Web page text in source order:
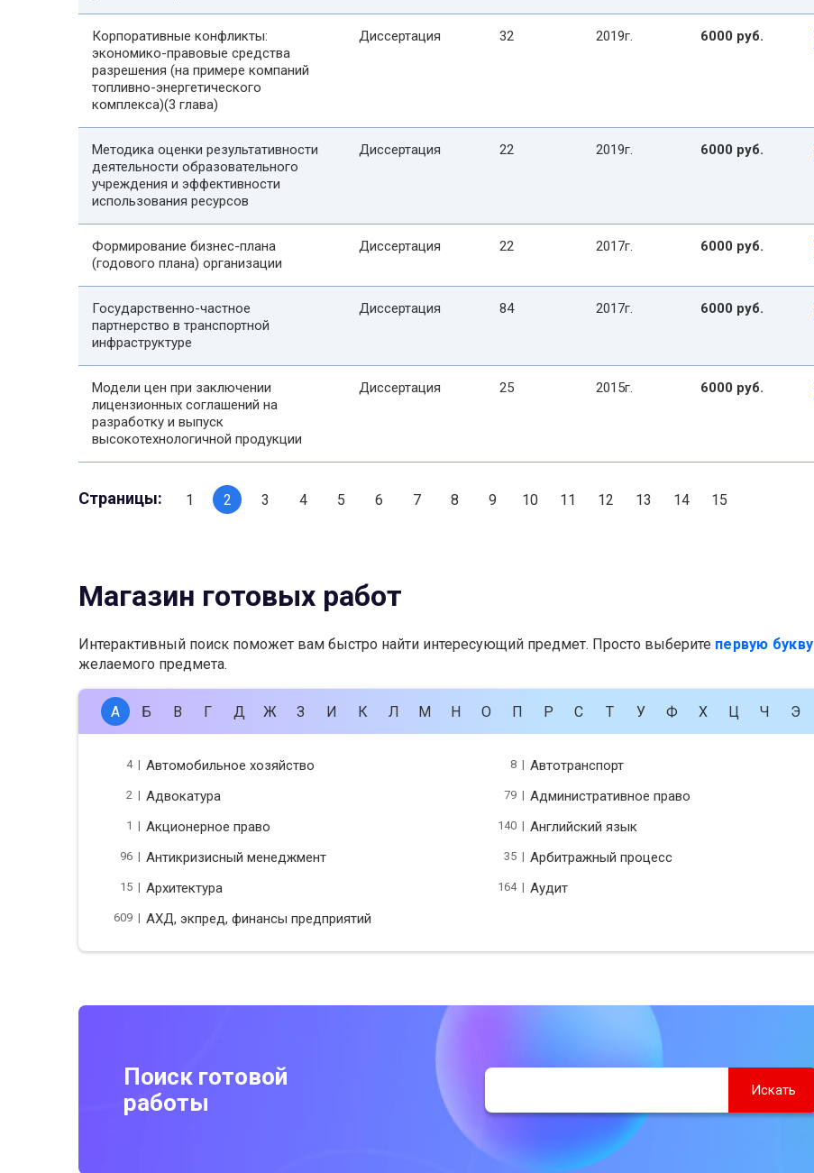
Корпоративные конфликты:
экономико-правовые средства
разрешения (на примере компаний
топливно-энергетического
комплекса)(3 глава)
Диссертация 32 2019г. 6000 руб.
Методика оценки результативности
деятельности образовательного
учреждения и эффективности
использования ресурсов
Диссертация 22 2019г. 6000 руб.
Формирование бизнес-плана
(годового плана) организации
Диссертация 22 2017г. 6000 руб.
Государственно-частное
партнерство в транспортной
инфраструктуре
Диссертация 84 2017г. 6000 руб.
Модели цен при заключении
лицензионных соглашений на
разработку и выпуск
высокотехнологичной продукции
Диссертация 25 2015г. 6000 руб.
Страницы: 1 2 3 4 5 6 7 8 9 10 11 12 13 14 15
Магазин готовых работ
Интерактивный поиск поможет вам быстро найти интересующий предмет. Просто выберите первую букву
желаемого предмета.
А Б В Г Д Ж З И К Л М Н О П Р С Т У Ф Х Ц Ч Э
4 | Автомобильное хозяйство 8 | Автотранспорт
2 | Адвокатура 79 | Административное право
1 | Акционерное право 140 | Английский язык
96 | Антикризисный менеджмент 35 | Арбитражный процесс
15 | Архитектура 164 | Аудит
609 | АХД, экпред, финансы предприятий
Поиск готовой
работы